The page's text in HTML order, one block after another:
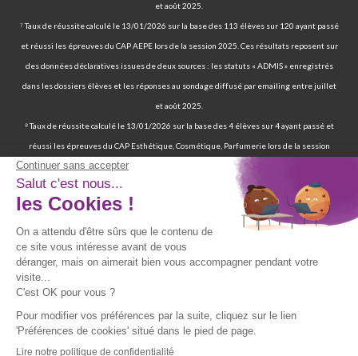
et août 2025.
⁷ Taux de réussite calculé le 13/01/2026 sur la base des 113 élèves sur 120 ayant passé
et réussi les épreuves du CAP AEPE lors de la session 2025. Ces résultats reposent sur
des données déclaratives issues de deux sources : les statuts « ADMIS » enregistrés
dans les dossiers élèves et les réponses au sondage diffusé par emailing entre juillet
et août 2025.
⁸ Taux de réussite calculé le 13/01/2026 sur la base des 4 élèves sur 4 ayant passé et
réussi les épreuves du CAP Esthétique, Cosmétique, Parfumerie lors de la session
2025. Ces résultats reposent sur des données déclaratives issues de deux sources : les
statuts « ADMIS » enregistrés dans les dossiers élèves et les réponses au sondage
diffusé par emailing entre juillet et août 2025.
⁹ 70 % de nos élèves ont d’ailleurs réussi les épreuves finales de la certification
professionnelle d’auxiliaire de vie. | 97 % de nos élèves ont trouvé un emploi six mois
après avoir terminé leur formation certifiante d’auxiliaire de vie. | Deux ans après leur
lors de la présentation du dossier de renouvellement de la certification professionnelle
d’auxiliaire de vie en date du 19/07/024 et ayant passé les épreuves finales entre 2019